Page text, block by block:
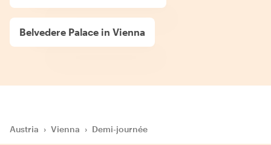
Belvedere Palace in Vienna
Austria › Vienna › Demi-journée